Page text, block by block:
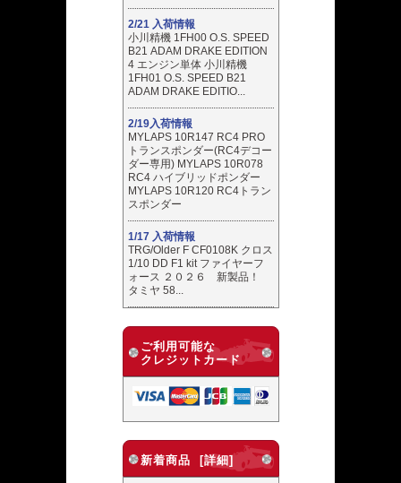
2/21 入荷情報
小川精機 1FH00 O.S. SPEED
B21 ADAM DRAKE EDITION
4 エンジン単体 小川精機
1FH01 O.S. SPEED B21
ADAM DRAKE EDITIO...
2/19入荷情報
MYLAPS 10R147 RC4 PRO
トランスポンダー(RC4デコー
ダー専用) MYLAPS 10R078
RC4 ハイブリッドポンダー
MYLAPS 10R120 RC4トラン
スポンダー
1/17 入荷情報
TRG/Older F CF0108K クロス
1/10 DD F1 kit ファイヤーフ
ォース ２０２６ 新製品！
タミヤ 58...
ご利用可能な
クレジットカード
新着商品 [詳細]